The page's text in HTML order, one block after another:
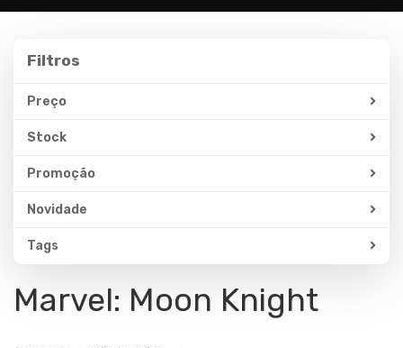
Filtros
Preço
Stock
Promoção
Novidade
Tags
Marvel: Moon Knight